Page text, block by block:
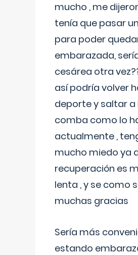
mucho , me
tenía que pasar
para poder
embarazada,
cesárea otra
así podría volver
deporte y saltar a
comba como lo
actualmente ,
mucho miedo ya
recuperación es
lenta , y se como
muchas gracias
Sería más
estando